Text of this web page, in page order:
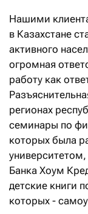
Нашими
в Казахстане
активного
огромная
работу как
регионах
семинары по
которых была
Банка Хоум
детские книги
которых -